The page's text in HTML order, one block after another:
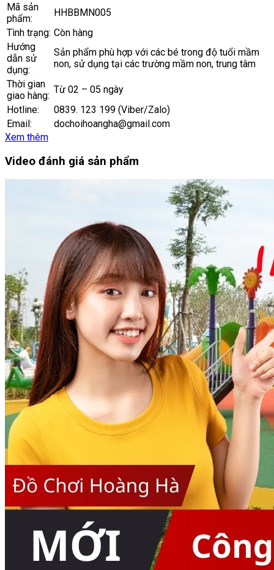
Mã sản
phẩm:
HHBBMN005
Tình trạng: Còn hàng
Hướng
dẫn sử
dụng:
Sản phẩm phù hợp với các bé trong độ tuổi mầm
non, sử dụng tại các trường mầm non, trung tâm
Thời gian
giao hàng:
Từ 02 – 05 ngày
Hotline:
0839. 123 199 (Viber/Zalo)
Email:
dochoihoangha@gmail.com
Xem thêm
Video đánh giá sản phẩm